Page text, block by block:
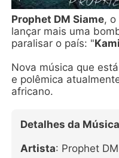
Prophet DM Siame,
lançar mais uma
paralisar o país: "
Nova música que
e polêmica
africano.
Detalhes da Música
Artista: Prophet